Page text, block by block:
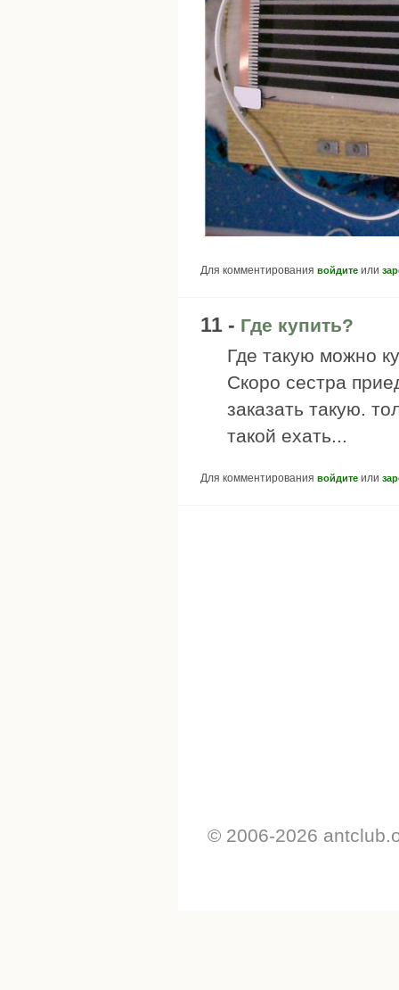
Для комментирования войдите или
11 - Где купить?
Где такую можно
Скоро сестра
заказать такую.
такой ехать...
Для комментирования войдите или
© 2006-2026